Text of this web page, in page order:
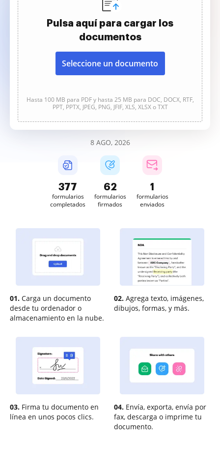
Pulsa aquí para cargar los
documentos
Seleccione un documento
Hasta 100 MB para PDF y hasta 25 MB para DOC, DOCX, RTF,
PPT, PPTX, JPEG, PNG, JFIF, XLS, XLSX o TXT
8 AGO, 2026
377
formularios
completados
62
formularios
firmados
1
formularios
enviados
01. Carga un documento
desde tu ordenador o
almacenamiento en la nube.
02. Agrega texto, imágenes,
dibujos, formas, y más.
03. Firma tu documento en
línea en unos pocos clics.
04. Envía, exporta, envía por
fax, descarga o imprime tu
documento.